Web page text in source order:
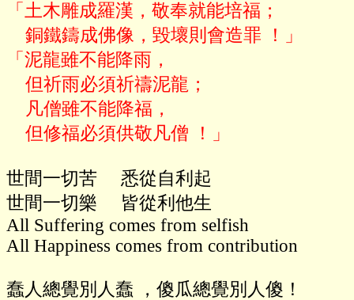
「土木雕成羅漢，敬奉就能培福；
「泥龍雖不能降雨，
世間一切苦     悉從自利起
世間一切樂     皆從利他生
All Suffering comes from selfish
All Happiness comes from contribution
蠢人總覺別人蠢 ，傻瓜總覺別人傻！